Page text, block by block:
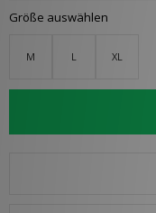
Größe auswählen
M L XL